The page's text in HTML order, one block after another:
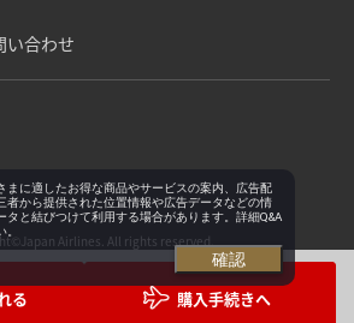
購入手続きへ
い合わせ
Airlines. All rights reserved.
まに適したお得な商品やサービスの案内、広告配
者から提供された位置情報や広告データなどの情
タと結びつけて利用する場合があります。詳細Q&A
。
確認